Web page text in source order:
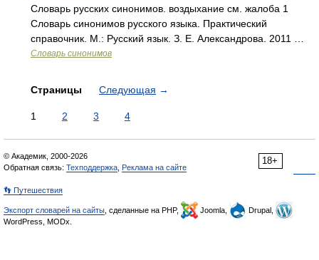
Словарь русских синонимов. воздыхание см. жалоба 1
Словарь синонимов русского языка. Практический
справочник. М.: Русский язык. З. Е. Александрова. 2011 …
Словарь синонимов
Страницы Следующая →
1 2 3 4
18+
© Академик, 2000-2026
Обратная связь: Техподдержка Реклама на сайте
👣 Путешествия
Экспорт словарей на сайты , сделанные на PHP, Joomla,
Drupal,
WordPress, MODx.